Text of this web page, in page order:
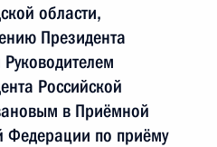
области,
Президента
Российской
в Приёмной
Федерации по приёму